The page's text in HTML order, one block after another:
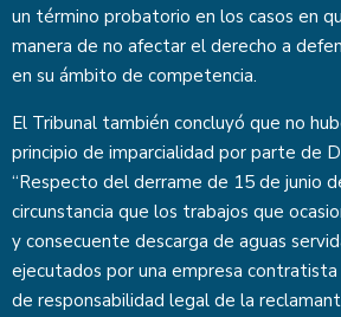
un término probatorio en los casos en
manera de no afectar el derecho a
en su ámbito de competencia.
El Tribunal también concluyó que no
principio de imparcialidad por parte de
“Respecto del derrame de 15 de junio
circunstancia que los trabajos que
y consecuente descarga de aguas
ejecutados por una empresa
de responsabilidad legal de la